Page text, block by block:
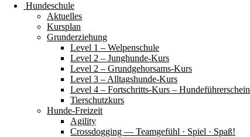
Hundeschule
Aktuelles
Kursplan
Grunderziehung
Level 1 – Welpenschule
Level 2 – Junghunde-Kurs
Level 2 – Grundgehorsams-Kurs
Level 3 – Alltagshunde-Kurs
Level 4 – Fortschritts-Kurs – Hundeführerschein
Tierschutzkurs
Hunde-Freizeit
Agility
Crossdogging — Teamgefühl · Spiel · Spaß!